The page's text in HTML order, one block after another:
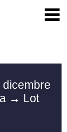
dicembre
→ Lot